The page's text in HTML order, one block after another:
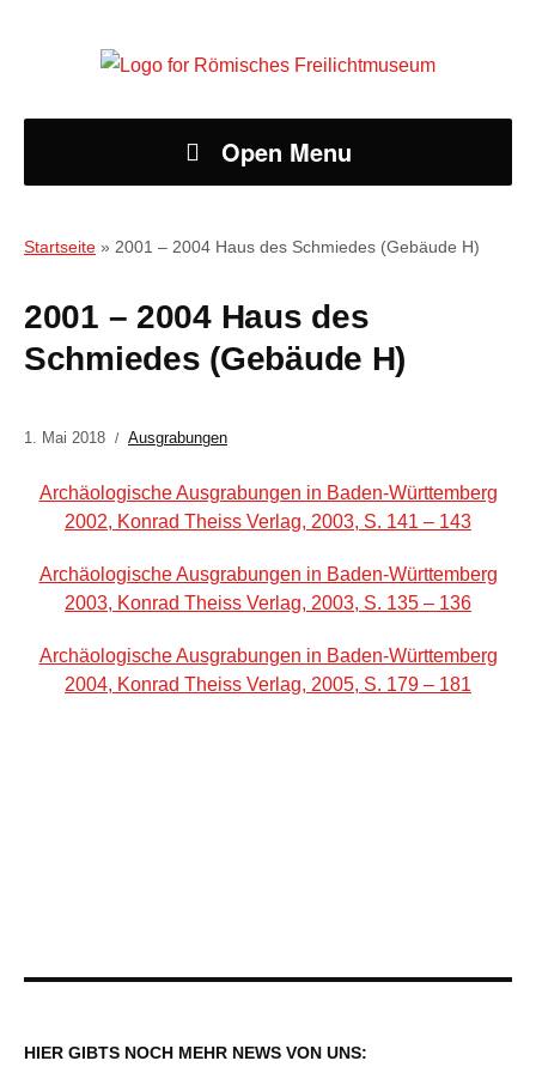
Open Menu
Startseite » 2001 – 2004 Haus des Schmiedes (Gebäude H)
2001 – 2004 Haus des
Schmiedes (Gebäude H)
1. Mai 2018 Ausgrabungen
Archäologische Ausgrabungen in Baden-Württemberg
2002, Konrad Theiss Verlag, 2003, S. 141 – 143
Archäologische Ausgrabungen in Baden-Württemberg
2003, Konrad Theiss Verlag, 2003, S. 135 – 136
Archäologische Ausgrabungen in Baden-Württemberg
2004, Konrad Theiss Verlag, 2005, S. 179 – 181
HIER GIBTS NOCH MEHR NEWS VON UNS: